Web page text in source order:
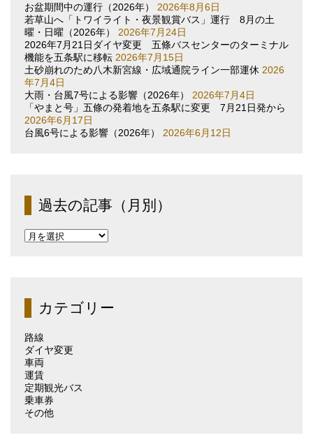
お盆期間中の運行（2026年）
2026年8月6日
若草山へ「トワイライト・夜景観賞バス」運行 8月の土
曜・日曜（2026年）
2026年7月24日
2026年7月21日ダイヤ変更 五條バスセンターのターミナル
機能を五条駅に移転 2026年7月15日
土砂崩れのため八木新宮線・広域通院ライン一部運休 2026
年7月4日
大雨・台風7号による影響（2026年）
2026年7月4日
「やまと号」五條の発着地を五条駅に変更 7月21日発から
2026年6月17日
台風6号による影響（2026年）
2026年6月12日
過去の記事（月別）
過
去
（月
別）カテゴリー
路線
ダイヤ変更
車両
運賃
定期観光バス
乗車券
その他